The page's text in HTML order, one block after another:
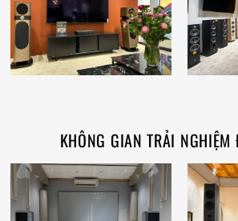
KHÔNG GIAN TRẢI